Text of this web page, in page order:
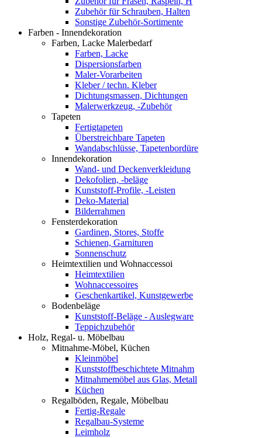
Zubehör für Schrauben, Halten
Sonstige Zubehör-Sortimente
Farben - Innendekoration
Farben, Lacke Malerbedarf
Farben, Lacke
Dispersionsfarben
Maler-Vorarbeiten
Kleber / techn. Kleber
Dichtungsmassen, Dichtungen
Malerwerkzeug, -Zubehör
Tapeten
Fertigtapeten
Überstreichbare Tapeten
Wandabschlüsse, Tapetenbordüre
Innendekoration
Wand- und Deckenverkleidung
Dekofolien, -beläge
Kunststoff-Profile, -Leisten
Deko-Material
Bilderrahmen
Fensterdekoration
Gardinen, Stores, Stoffe
Schienen, Garnituren
Sonnenschutz
Heimtextilien und Wohnaccessoi
Heimtextilien
Wohnaccessoires
Geschenkartikel, Kunstgewerbe
Bodenbeläge
Kunststoff-Beläge - Auslegware
Teppichzubehör
Holz, Regal- u. Möbelbau
Mitnahme-Möbel, Küchen
Kleinmöbel
Kunststoffbeschichtete Mitnahm
Mitnahmemöbel aus Glas, Metall
Küchen
Regalböden, Regale, Möbelbau
Fertig-Regale
Regalbau-Systeme
Leimholz